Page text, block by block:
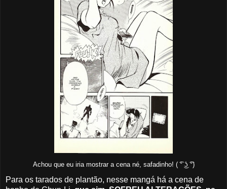
Achou que eu iria mostrar a cena né, safadinho! ( ͡° ͜ʖ ͡°)
Para os tarados de plantão, nesse mangá há a cena de